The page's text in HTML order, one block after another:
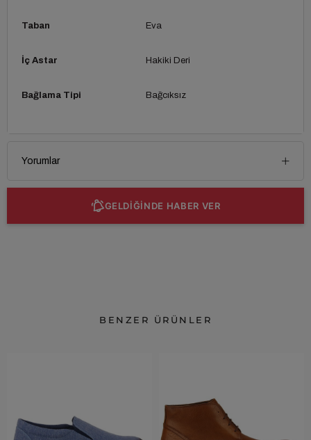
Taban Eva
İç Astar Hakiki Deri
Bağlama Tipi Bağcıksız
Yorumlar
GELDİĞİNDE HABER VER
BENZER ÜRÜNLER